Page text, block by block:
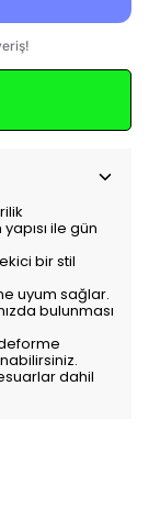
ile gün
bir stil
uyum sağlar.
bulunması
dahil